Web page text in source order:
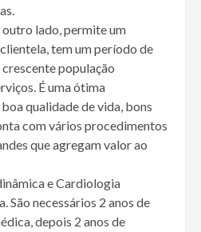
lado, permite um
tem um período de
população
É uma ótima
qualidade de vida, bons
com vários procedimentos
que agregam valor ao
e Cardiologia
São necessários 2 anos de
depois 2 anos de